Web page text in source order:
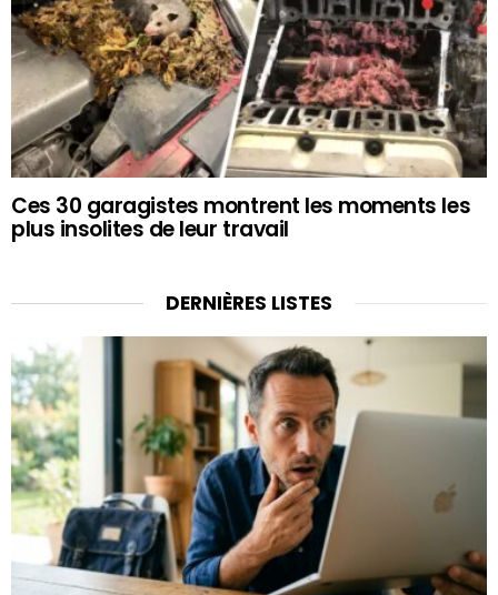
Ces 30 garagistes montrent les moments les
plus insolites de leur travail
DERNIÈRES LISTES